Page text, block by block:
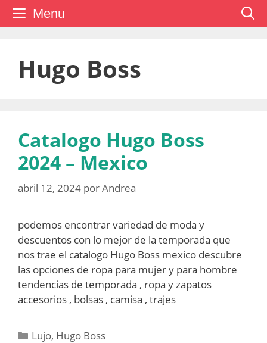
Saltar Menu
Hugo Boss
Catalogo Hugo Boss
2024 – Mexico
abril 12, 2024 porAndrea
podemos encontrar variedad de moda y
descuentos con lo mejor de la temporada que
nos trae el catalogo Hugo Boss mexico descubre
las opciones de ropa para mujer y para hombre
tendencias de temporada , ropa y zapatos
accesorios , bolsas , camisa , trajes
Categorías
Lujo, Hugo Boss